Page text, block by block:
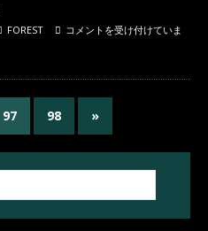
FOREST
コメントを受け付けていま
97 98 »